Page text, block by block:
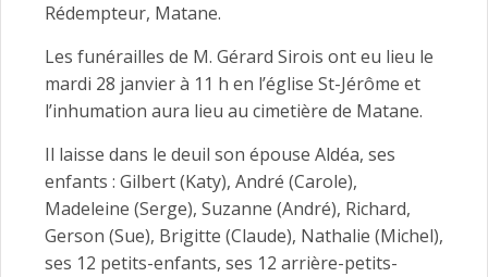
Rédempteur, Matane.
Les funérailles de M. Gérard Sirois ont eu lieu le
mardi 28 janvier à 11 h en l’église St-Jérôme et
l’inhumation aura lieu au cimetière de Matane.
Il laisse dans le deuil son épouse Aldéa, ses
enfants : Gilbert (Katy), André (Carole),
Madeleine (Serge), Suzanne (André), Richard,
Gerson (Sue), Brigitte (Claude), Nathalie (Michel),
ses 12 petits-enfants, ses 12 arrière-petits-